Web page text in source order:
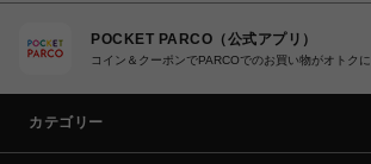
POCKET PARCO（公式アプリ）
コイン＆クーポンでPARCOでのお買い物がオトクに
カテゴリー